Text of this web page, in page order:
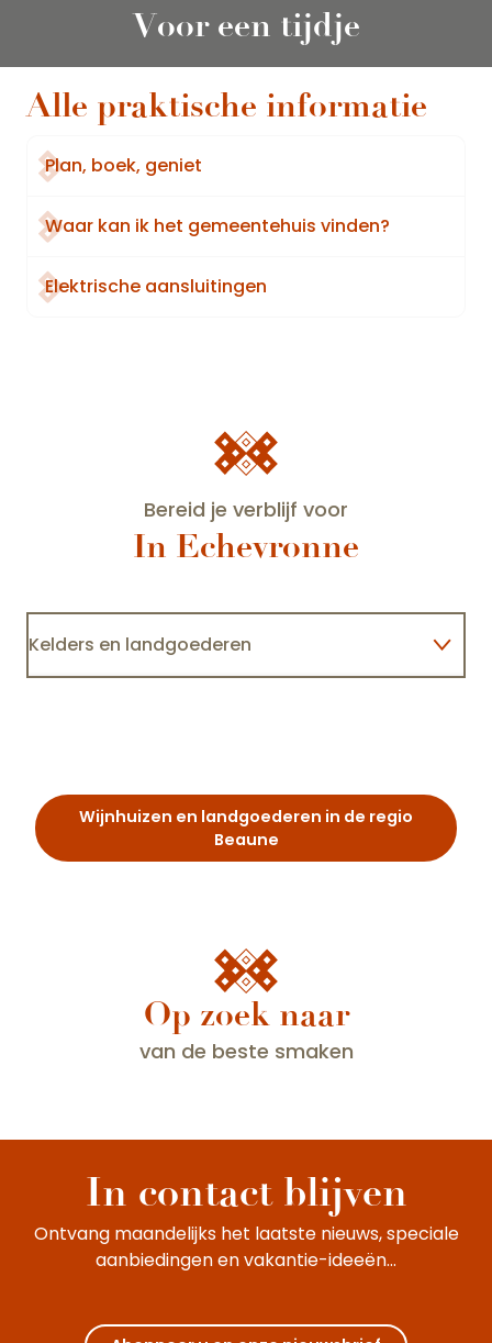
Voor een tijdje
Alle praktische informatie
Plan, boek, geniet
Waar kan ik het gemeentehuis vinden?
Elektrische aansluitingen
Bereid je verblijf voor
In Echevronne
Kelders en landgoederen
Wijnhuizen en landgoederen in de regio
Beaune
Op zoek naar
van de beste smaken
In contact blijven
Ontvang maandelijks het laatste nieuws, speciale
aanbiedingen en vakantie-ideeën...